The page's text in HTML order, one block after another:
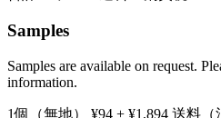
Samples
Samples are available on request.
information.
1個（無地） ¥94 + ¥1,894 送料（